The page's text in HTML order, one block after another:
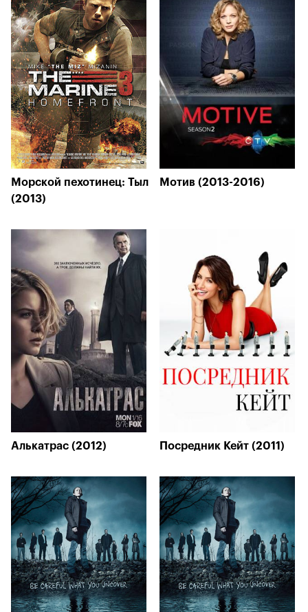
Морской пехотинец: Тыл
(2013)
Мотив (2013-2016)
Алькатрас (2012) Посредник Кейт (2011)